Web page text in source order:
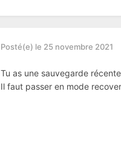
Posté(e) le 25 novembre 2021
Tu as une sauvegarde
Il faut passer en mode